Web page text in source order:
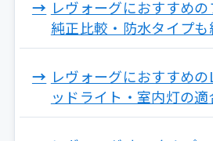
レヴォーグにおすすめの
純正比較・防水タイプも
レヴォーグにおすすめ
ッドライト・室内灯の適